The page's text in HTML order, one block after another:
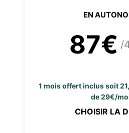
EN
87€ /
1 mois offert inclus soit
de 29€/
CHOISIR LA